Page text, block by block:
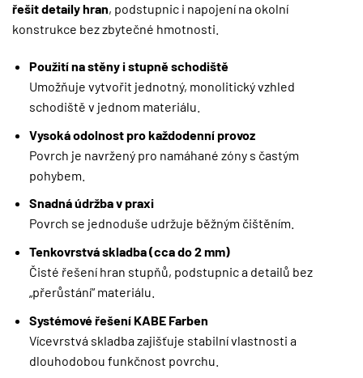
řešit detaily hran, podstupnic i napojení na okolní
konstrukce bez zbytečné hmotnosti.
Použití na stěny i stupně schodiště
Umožňuje vytvořit jednotný, monolitický vzhled
schodiště v jednom materiálu.
Vysoká odolnost pro každodenní provoz
Povrch je navržený pro namáhané zóny s častým
pohybem.
Snadná údržba v praxi
Povrch se jednoduše udržuje běžným čištěním.
Tenkovrstvá skladba (cca do 2 mm)
Čisté řešení hran stupňů, podstupnic a detailů bez
„přerůstání“ materiálu.
Systémové řešení KABE Farben
Vícevrstvá skladba zajišťuje stabilní vlastnosti a
dlouhodobou funkčnost povrchu.